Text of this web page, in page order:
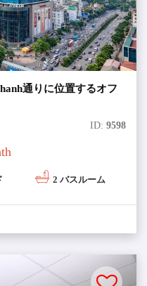
通りに位置するオフ
ID: 9598
2 バスルーム